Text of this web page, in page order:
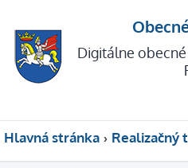
Digitálne
Hlavná stránka Realizačný